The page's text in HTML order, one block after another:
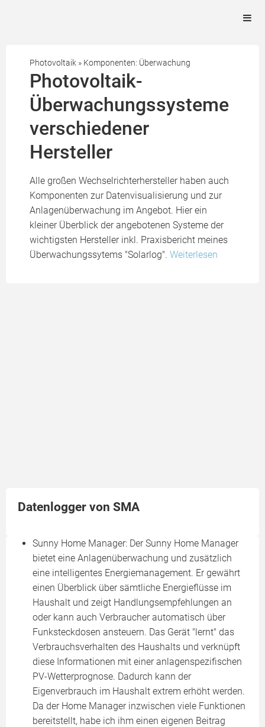
Photovoltaik » Komponenten: Überwachung
Photovoltaik-
Überwachungssysteme
verschiedener
Hersteller
Alle großen Wechselrichterhersteller haben auch
Komponenten zur Datenvisualisierung und zur
Anlagenüberwachung im Angebot. Hier ein
kleiner Überblick der angebotenen Systeme der
wichtigsten Hersteller inkl. Praxisbericht meines
Überwachungssytems "Solarlog". Weiterlesen
Datenlogger von SMA
Sunny Home Manager: Der Sunny Home Manager
bietet eine Anlagenüberwachung und zusätzlich
eine intelligentes Energiemanagement. Er gewährt
einen Überblick über sämtliche Energieflüsse im
Haushalt und zeigt Handlungsempfehlungen an
oder kann auch Verbraucher automatisch über
Funksteckdosen ansteuern. Das Gerät "lernt" das
Verbrauchsverhalten des Haushalts und verknüpft
diese Informationen mit einer anlagenspezifischen
PV-Wetterprognose. Dadurch kann der
Eigenverbrauch im Haushalt extrem erhöht werden.
Da der Home Manager inzwischen viele Funktionen
bereitstellt, habe ich ihm einen eigenen Beitrag